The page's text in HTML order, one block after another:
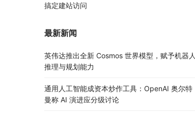
搞定建站访问
最新新闻
英伟达推出全新 Cosmos 世界模型，赋予机器人
推理与规划能力
通用人工智能成资本炒作工具：OpenAI 奥尔特
曼称 AI 演进应分级讨论